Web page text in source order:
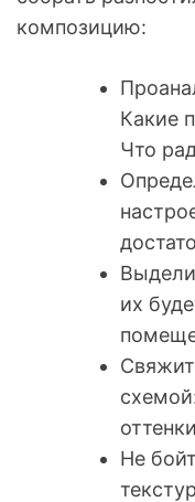
композицию:
Какие
Что
их
Не